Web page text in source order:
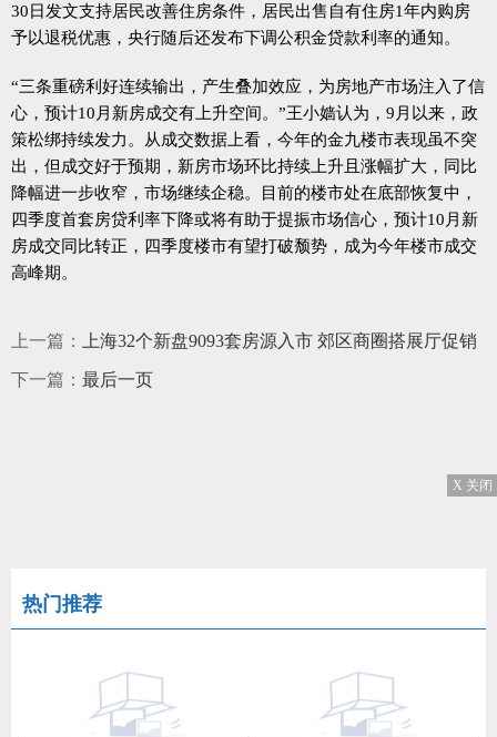
30日发文支持居民改善住房条件，居民出售自有住房1年内购房
予以退税优惠，央行随后还发布下调公积金贷款利率的通知。
“三条重磅利好连续输出，产生叠加效应，为房地产市场注入了信
心，预计10月新房成交有上升空间。”王小嫱认为，9月以来，政
策松绑持续发力。从成交数据上看，今年的金九楼市表现虽不突
出，但成交好于预期，新房市场环比持续上升且涨幅扩大，同比
降幅进一步收窄，市场继续企稳。目前的楼市处在底部恢复中，
四季度首套房贷利率下降或将有助于提振市场信心，预计10月新
房成交同比转正，四季度楼市有望打破颓势，成为今年楼市成交
高峰期。
上一篇： 上海32个新盘9093套房源入市 郊区商圈搭展厅促销
下一篇： 最后一页
X 关闭
热门推荐